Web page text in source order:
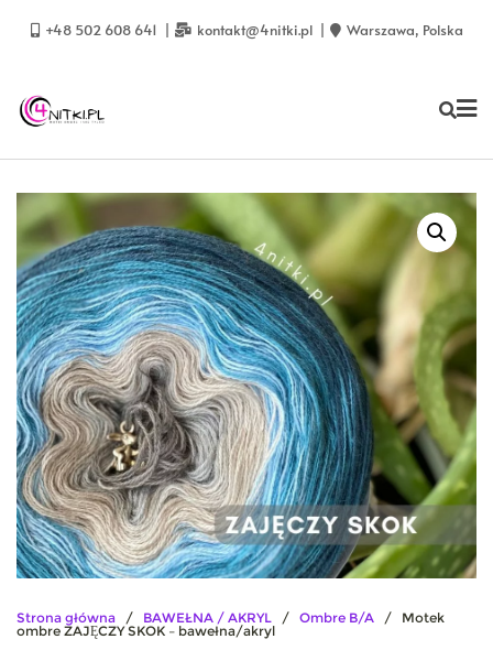
+48 502 608 641 kontakt@4nitki.pl Warszawa, Polska
Strona główna / BAWEŁNA / AKRYL / Ombre B/A / Motek
ombre ZAJĘCZY SKOK – bawełna/akryl